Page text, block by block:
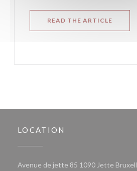
READ THE ARTICLE
LOCATION
Avenue de jette 85 1090 Jette